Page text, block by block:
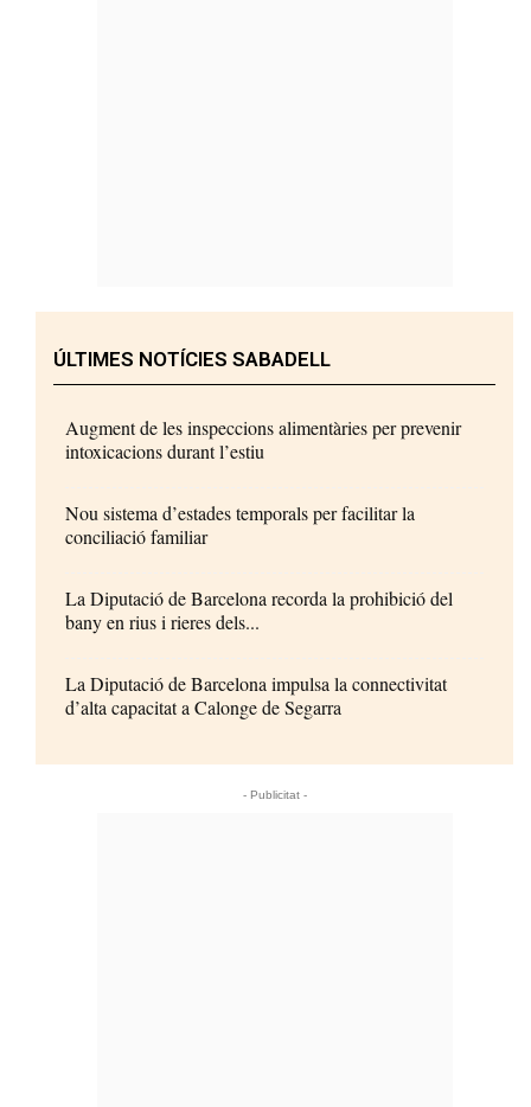
ÚLTIMES NOTÍCIES SABADELL
Augment de les inspeccions alimentàries per prevenir
intoxicacions durant l’estiu
Nou sistema d’estades temporals per facilitar la
conciliació familiar
La Diputació de Barcelona recorda la prohibició del
bany en rius i rieres dels...
La Diputació de Barcelona impulsa la connectivitat
d’alta capacitat a Calonge de Segarra
- Publicitat -